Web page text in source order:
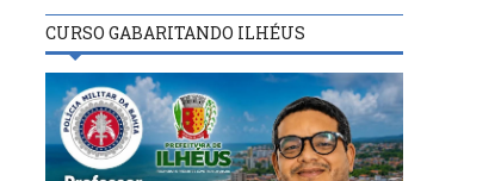
CURSO GABARITANDO ILHÉUS